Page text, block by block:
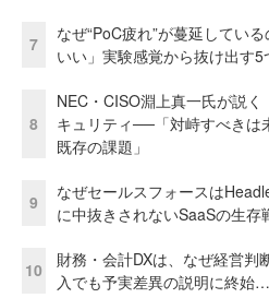
7
なぜ“PoC疲れ”が蔓延してい
いい」実験感覚から抜け出す
8
NEC・CISO淵上真一氏が説
キュリティ──「対峙すべきは
既存の課題」
9
なぜセールスフォースは
に中抜きされないSaaSの生存
10
財務・会計DXは、なぜ経営
入でも予実差異の説明に終